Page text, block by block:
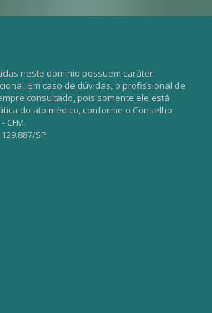
neste domínio possuem caráter
Em caso de dúvidas, o profissional de
consultado, pois somente ele está
do ato médico, conforme o Conselho
CFM.
SP